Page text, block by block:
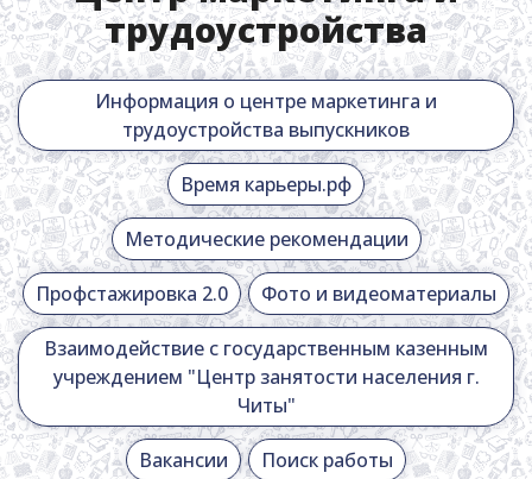
трудоустройства
Информация о центре маркетинга и
трудоустройства выпускников
Время карьеры.рф
Методические рекомендации
Профстажировка 2.0 Фото и видеоматериалы
Взаимодействие с государственным казенным
учреждением "Центр занятости населения г.
Читы"
Вакансии Поиск работы